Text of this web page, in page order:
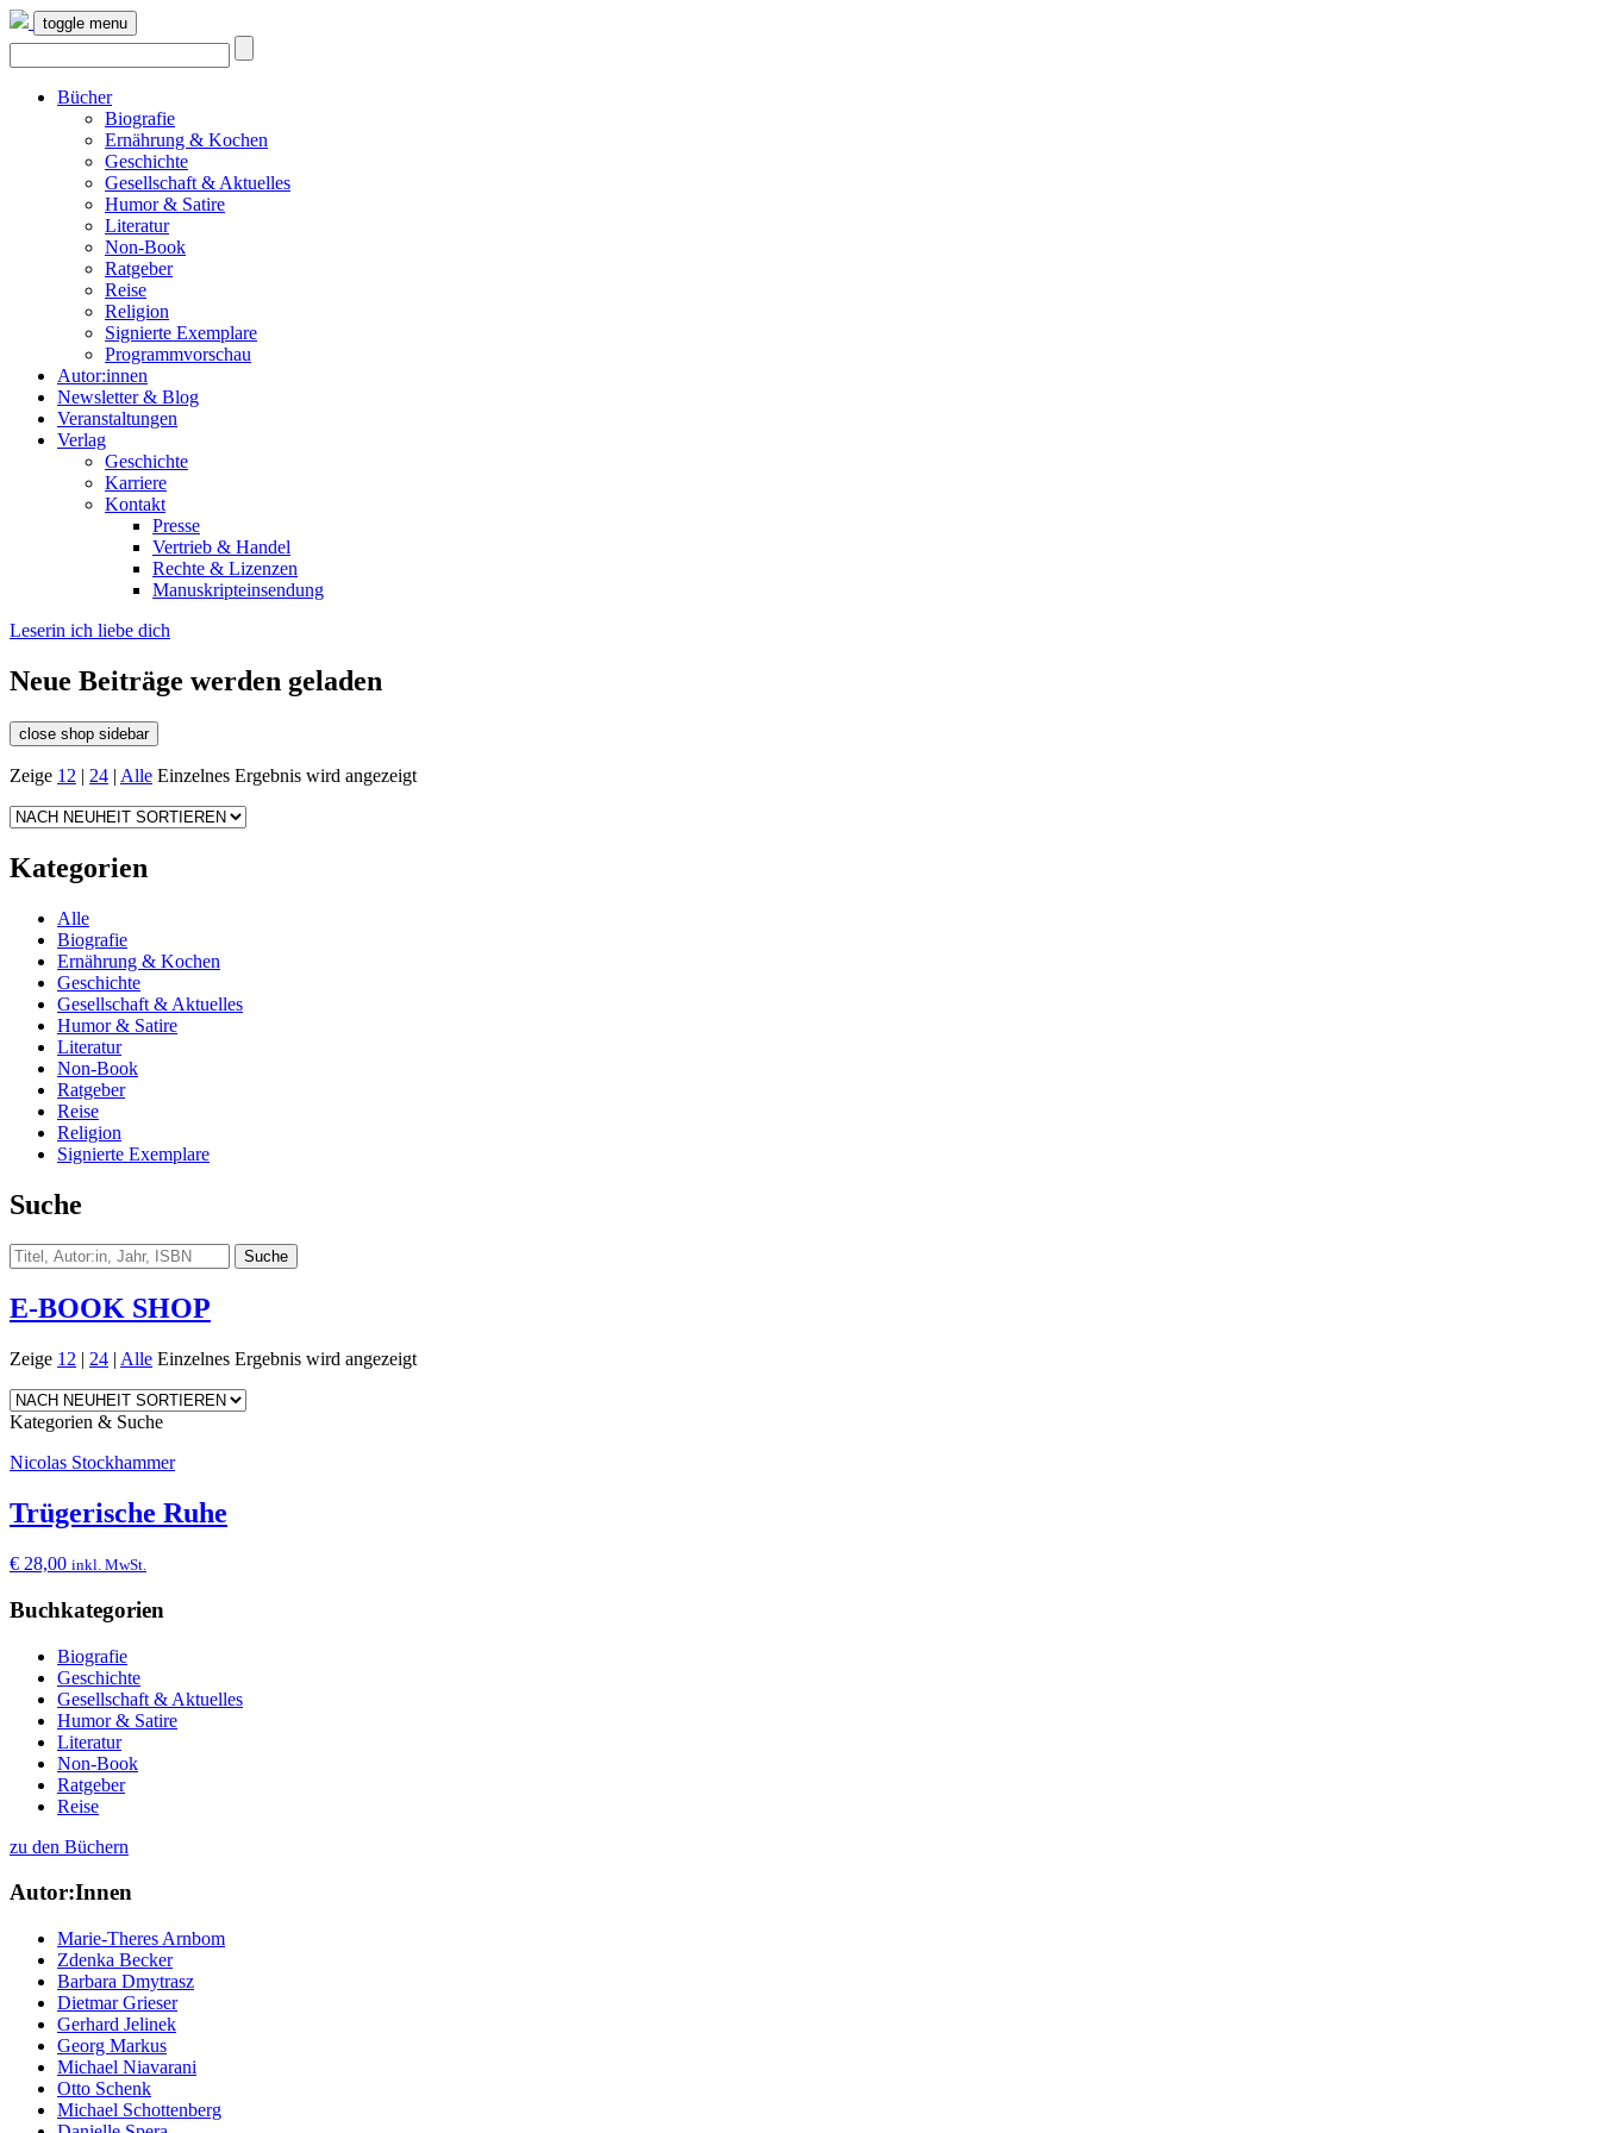
toggle menu
Bücher
Biografie
Ernährung & Kochen
Geschichte
Gesellschaft & Aktuelles
Humor & Satire
Literatur
Non-Book
Ratgeber
Reise
Religion
Signierte Exemplare
Programmvorschau
Autor:innen
Newsletter & Blog
Veranstaltungen
Verlag
Geschichte
Karriere
Kontakt
Presse
Vertrieb & Handel
Rechte & Lizenzen
Manuskripteinsendung
Leserin ich liebe dich
Neue Beiträge werden geladen
close shop sidebar
Zeige 12 | 24 | Alle Einzelnes Ergebnis wird angezeigt
Kategorien
Alle
Biografie
Ernährung & Kochen
Geschichte
Gesellschaft & Aktuelles
Humor & Satire
Literatur
Non-Book
Ratgeber
Reise
Religion
Signierte Exemplare
Suche
E-BOOK SHOP
Zeige 12 | 24 | Alle Einzelnes Ergebnis wird angezeigt
Kategorien & Suche
Nicolas Stockhammer
Trügerische Ruhe
€ 28,00 inkl. MwSt.
Buchkategorien
Biografie
Geschichte
Gesellschaft & Aktuelles
Humor & Satire
Literatur
Non-Book
Ratgeber
Reise
zu den Büchern
Autor:Innen
Marie-Theres Arnbom
Zdenka Becker
Barbara Dmytrasz
Dietmar Grieser
Gerhard Jelinek
Georg Markus
Michael Niavarani
Otto Schenk
Michael Schottenberg